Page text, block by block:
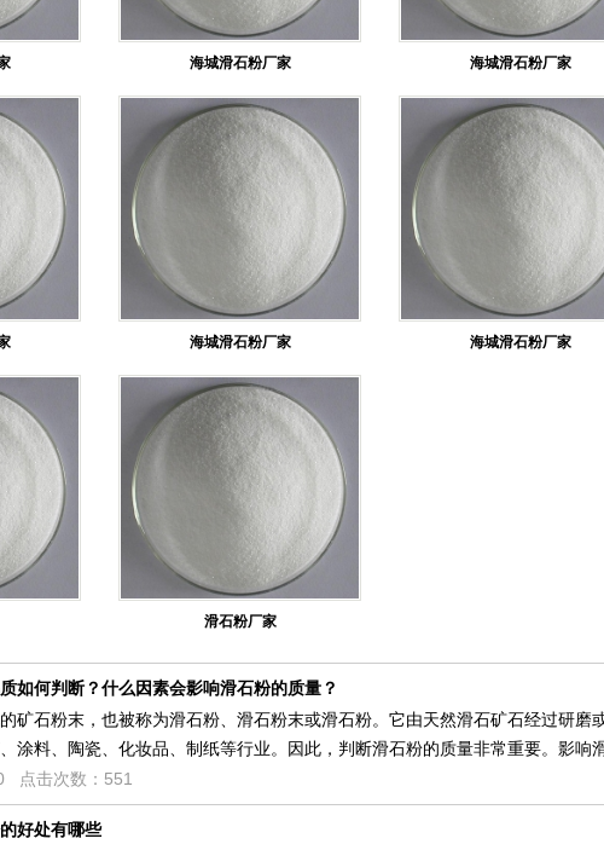
海城滑石粉厂家 海城滑石粉厂家
海城滑石粉厂家 海城滑石粉厂家
滑石粉厂家
如何判断？什么因素会影响滑石粉的质量？
矿石粉末，也被称为滑石粉、滑石粉末或滑石粉。它由天然滑石矿石经过研磨
涂料、陶瓷、化妆品、制纸等行业。因此，判断滑石粉的质量非常重要。影响
点击次数：551
好处有哪些